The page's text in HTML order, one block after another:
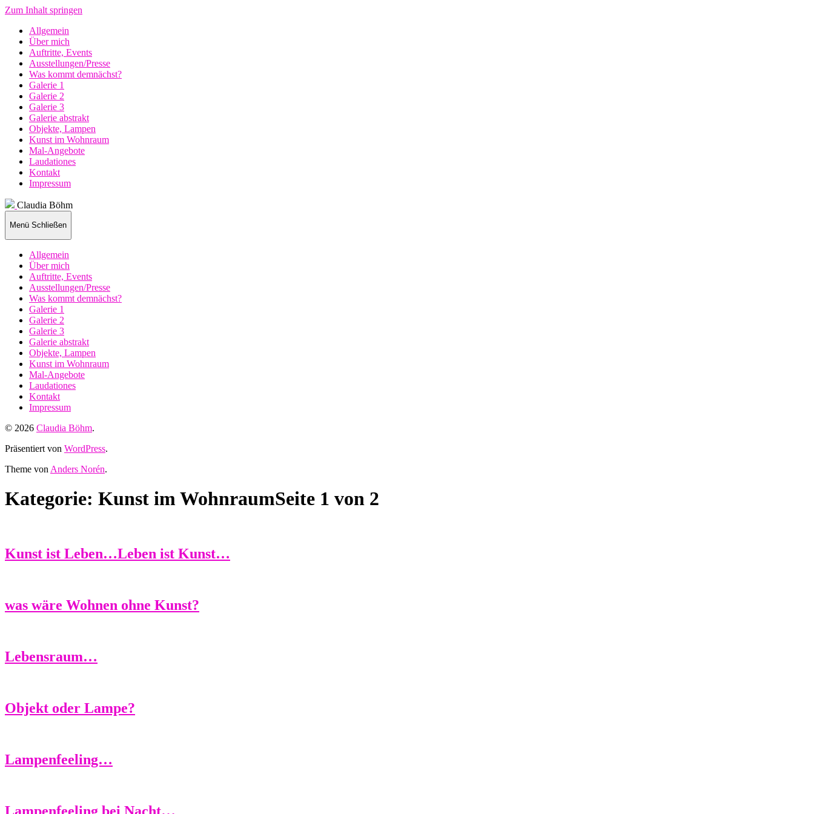
Zum Inhalt springen
Allgemein
Über mich
Auftritte, Events
Ausstellungen/Presse
Was kommt demnächst?
Galerie 1
Galerie 2
Galerie 3
Galerie abstrakt
Objekte, Lampen
Kunst im Wohnraum
Mal-Angebote
Laudationes
Kontakt
Impressum
Claudia Böhm
Menü Schließen
Allgemein
Über mich
Auftritte, Events
Ausstellungen/Presse
Was kommt demnächst?
Galerie 1
Galerie 2
Galerie 3
Galerie abstrakt
Objekte, Lampen
Kunst im Wohnraum
Mal-Angebote
Laudationes
Kontakt
Impressum
© 2026 Claudia Böhm.
Präsentiert von WordPress.
Theme von Anders Norén.
Kategorie: Kunst im WohnraumSeite 1 von 2
Kunst ist Leben…Leben ist Kunst…
was wäre Wohnen ohne Kunst?
Lebensraum…
Objekt oder Lampe?
Lampenfeeling…
Lampenfeeling bei Nacht…